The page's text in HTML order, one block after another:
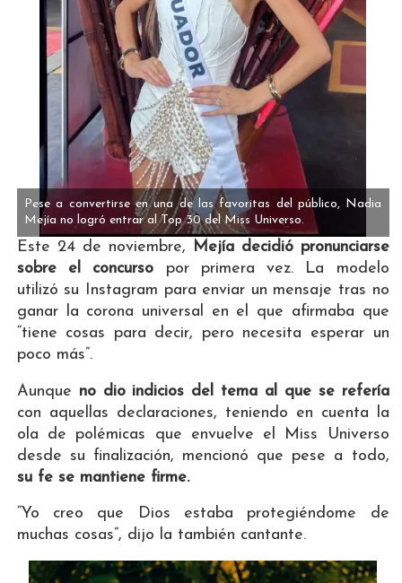
Pese a convertirse en una de las favoritas del público, Nadia
Mejía no logró entrar al Top 30 del Miss Universo.
Este 24 de noviembre, Mejía decidió pronunciarse
sobre el concurso por primera vez. La modelo
utilizó su Instagram para enviar un mensaje tras no
ganar la corona universal en el que afirmaba que
“tiene cosas para decir, pero necesita esperar un
poco más”.
Aunque no dio indicios del tema al que se refería
con aquellas declaraciones, teniendo en cuenta la
ola de polémicas que envuelve el Miss Universo
desde su finalización, mencionó que pese a todo,
su fe se mantiene firme.
“Yo creo que Dios estaba protegiéndome de
muchas cosas”, dijo la también cantante.